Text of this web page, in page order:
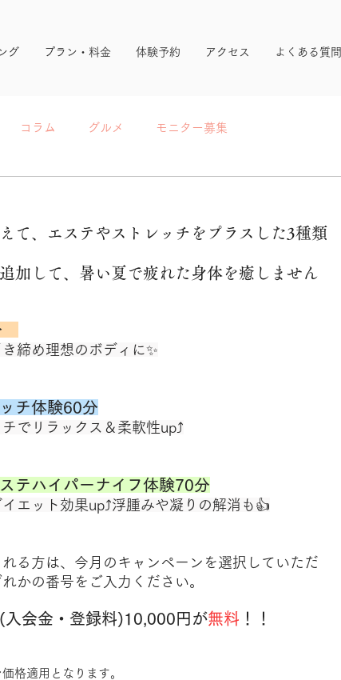
グ プラン・料金 体験予約 アクセス よくある質問
コラム グルメ モニター募集
て、エステやストレッチをプラスした3種類
加して、暑い夏で疲れた身体を癒しません
締め理想のボディに✨
チ体験60分
でリラックス＆柔軟性up⤴
テハイパーナイフ体験70分
エット効果up⤴浮腫みや凝りの解消も👍
る方は、今月のキャンペーンを選択していただ
の番号をご入力ください。
入会金・登録料)10,000円が無料 ！！
格適用となります。